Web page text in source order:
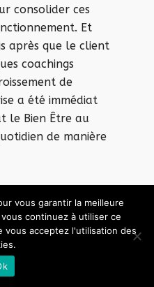
consolider ces
Et
après que le client
coachings
de
a été immédiat
le Bien Être au
de manière
Hexalto.Solutions
vous garantir la meilleure
continuez à utiliser ce
vous acceptez l'utilisation des